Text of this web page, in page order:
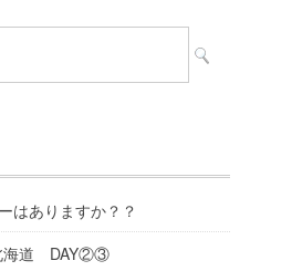
はありますか？？
海道 DAY②③